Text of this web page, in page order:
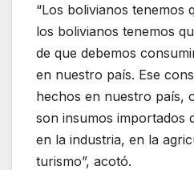
“Los bolivianos tenemos
los bolivianos tenemos
de que debemos
en nuestro país. Ese
hechos en nuestro país,
son insumos importados
en la industria, en la
turismo”, acotó.